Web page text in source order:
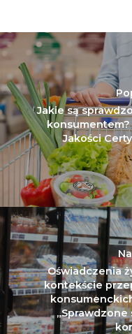
Jakie są
konsumentem?
Jakości
Oświadczenia
kontekście